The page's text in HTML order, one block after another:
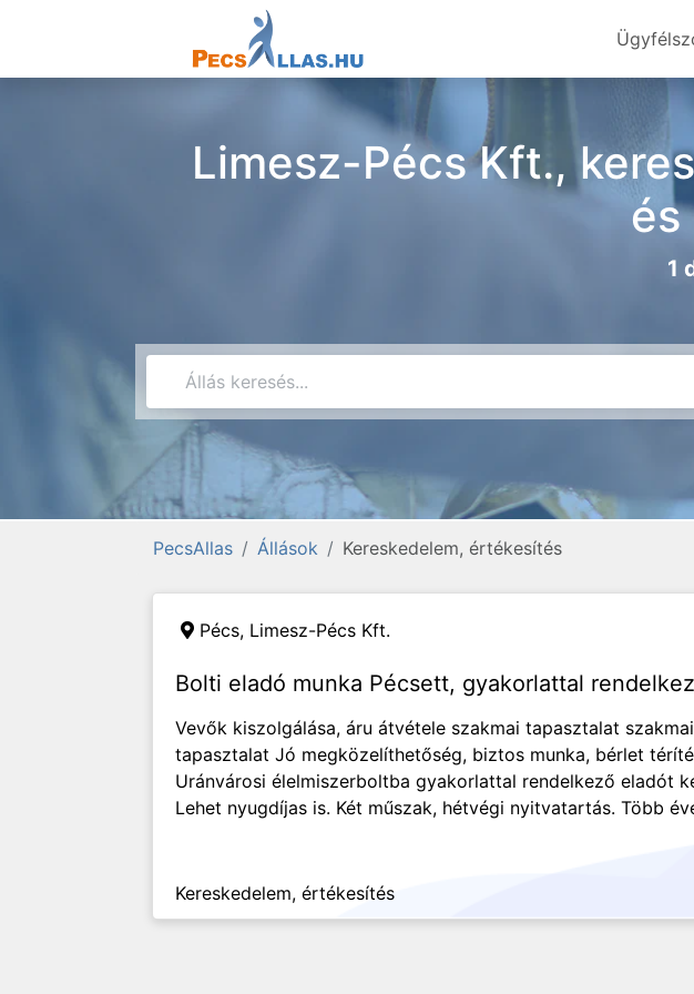
Limesz-Pécs Kft.,
és
1
PecsAllas Állások Kereskedelem, értékesítés
Pécs, Limesz-Pécs Kft.
Bolti eladó munka Pécsett, gyakorlattal
Vevők kiszolgálása, áru átvétele szakmai tapasztalat szakmai
tapasztalat Jó megközelíthetőség, biztos munka, bérlet
Uránvárosi élelmiszerboltba gyakorlattal rendelkező eladót
Lehet nyugdíjas is. Két műszak, hétvégi nyitvatartás. Több
Kereskedelem, értékesítés